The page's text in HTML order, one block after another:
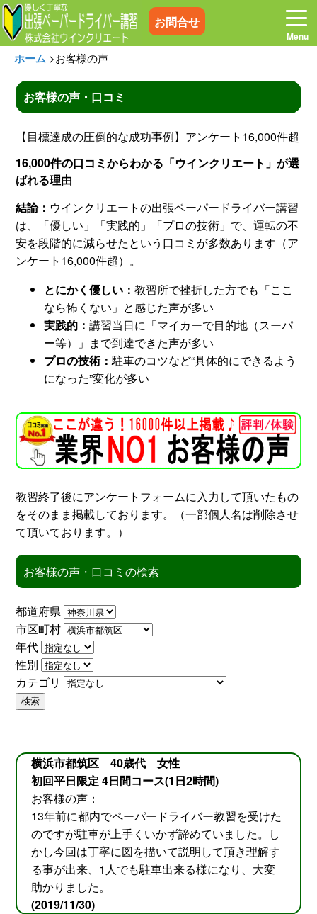
お問合せ
ホーム お電話はこちら
プログラム 講習料金
お客様の声 コラム&トピックス
よくある質問
出張地域 メディア紹介
スタッフ紹介 申し込みフロー
簡易補助ブレーキと
新着情報 会社概要
ホーム >お客様の声
お客様の声・口コミ
【目標達成の圧倒的な成功事例】アンケート16,000件超
16,000件の口コミからわかる「ウインクリエート」が選
ばれる理由
結論： ウインクリエートの出張ペーパードライバー講習
は、「優しい」「実践的」「プロの技術」で、運転の不
安を段階的に減らせたという口コミが多数あります（ア
ンケート16,000件超）。
とにかく優しい：教習所で挫折した方でも「ここ
なら怖くない」と感じた声が多い
実践的：講習当日に「マイカーで目的地（スーパ
ー等）」まで到達できた声が多い
プロの技術：駐車のコツなど“具体的にできるよう
になった”変化が多い
教習終了後にアンケートフォームに入力して頂いたもの
をそのまま掲載しております。（一部個人名は削除させ
て頂いております。）
お客様の声・口コミの検索
都道府県
市区町村
年代
性別
カテゴリ
検索
横浜市都筑区 40歳代 女性
初回平日限定 4日間コース(1日2時間)
お客様の声：
13年前に都内でペーパードライバー教習を受けた
のですが駐車が上手くいかず諦めていました。し
かし今回は丁寧に図を描いて説明して頂き理解す
る事が出来、1人でも駐車出来る様になり、大変
助かりました。
(2019/11/30)